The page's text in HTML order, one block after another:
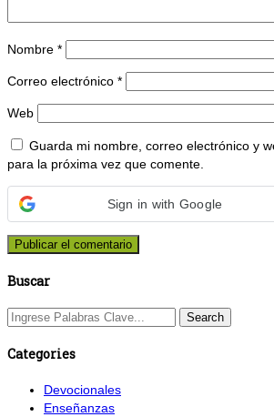
Nombre *
Correo electrónico *
Web
Guarda mi nombre, correo electrónico y
para la próxima vez que comente.
Sign in with Google
Buscar
Categories
Devocionales
Enseñanzas